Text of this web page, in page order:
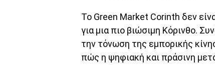
Το Green Market Corinth δεν
για μια πιο βιώσιμη Κόρινθο.
την τόνωση της εμπορικής
πώς η ψηφιακή και πράσινη